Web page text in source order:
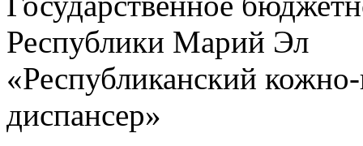
Республики Марий Эл
«Республиканский
диспансер»